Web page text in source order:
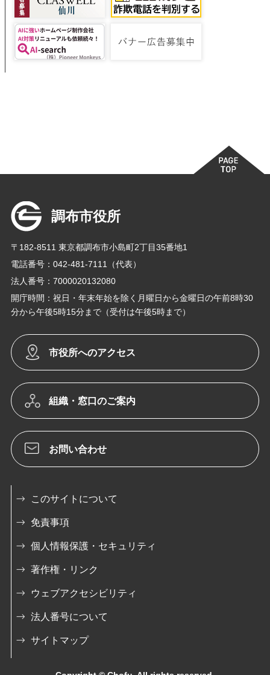
調布市役所
〒182-8511 東京都調布市小島町2丁目35番地1
電話番号：042-481-7111（代表）
法人番号：7000020132080
開庁時間：祝日・年末年始を除く月曜日から金曜日の午前8時30
分から午後5時15分まで（受付は午後5時まで）
市役所へのアクセス
組織・窓口のご案内
お問い合わせ
このサイトについて
免責事項
個人情報保護・セキュリティ
著作権・リンク
ウェブアクセシビリティ
法人番号について
サイトマップ